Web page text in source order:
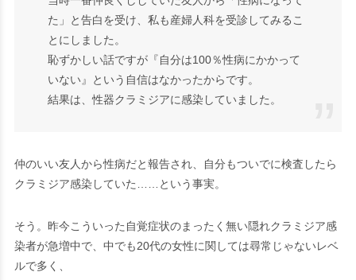
た」と告白を受け、私も産婦人科を受診してみるこ
とにしました。
恥ずかしい話ですが『自分は100％性病にかかって
いない』という自信はなかったからです。
結果は、性器クラミジアに感染していました。
仲のいい友人から性病だと報告され、
自分もついでに検査したら
クラミジア感染していた……
という事実。
そう。昨今こういった自覚症状のまったく無い隠れクラミジア感
染者が急増中で、中でも20代の女性に関しては尋常じゃないレベ
ルで多く、